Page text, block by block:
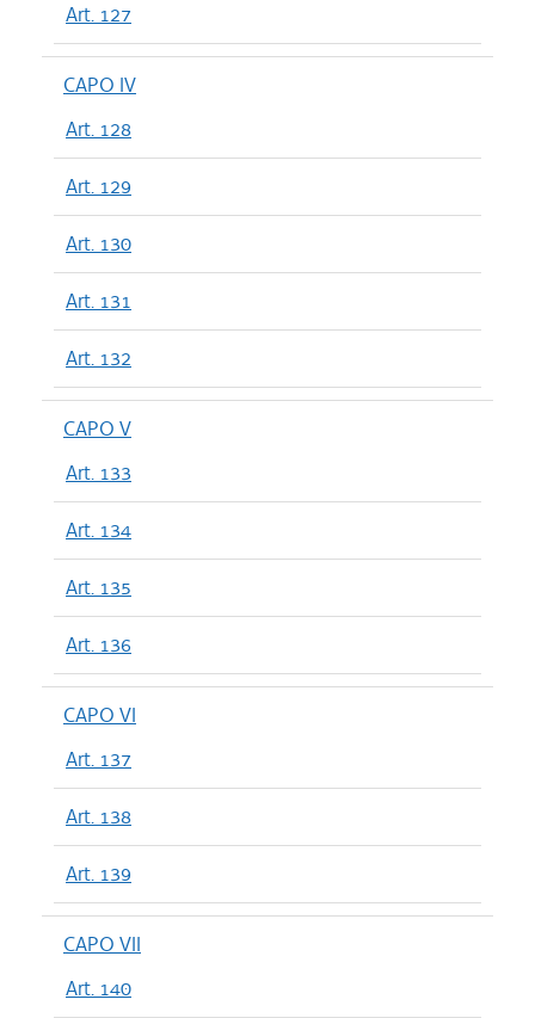
Art. 127
CAPO IV
Art. 128
Art. 129
Art. 130
Art. 131
Art. 132
CAPO V
Art. 133
Art. 134
Art. 135
Art. 136
CAPO VI
Art. 137
Art. 138
Art. 139
CAPO VII
Art. 140